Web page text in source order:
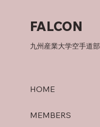
HOME
MEMBERS
FALCON
九州産業大学空手道部